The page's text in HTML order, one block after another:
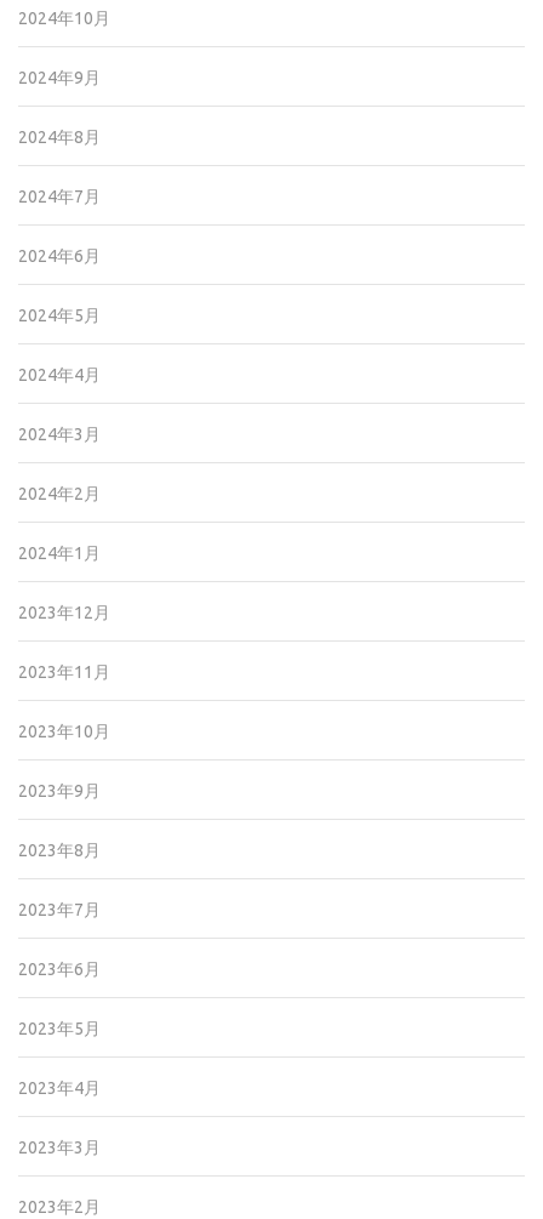
2024年10月
2024年9月
2024年8月
2024年7月
2024年6月
2024年5月
2024年4月
2024年3月
2024年2月
2024年1月
2023年12月
2023年11月
2023年10月
2023年9月
2023年8月
2023年7月
2023年6月
2023年5月
2023年4月
2023年3月
2023年2月